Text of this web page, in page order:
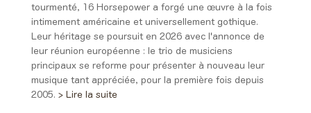
tourmenté, 16 Horsepower a forgé une œuvre à la fois
intimement américaine et universellement gothique.
Leur héritage se poursuit en 2026 avec l'annonce de
leur réunion européenne : le trio de musiciens
principaux se reforme pour présenter à nouveau leur
musique tant appréciée, pour la première fois depuis
2005. > Lire la suite